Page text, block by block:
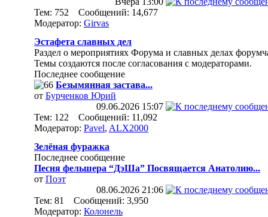
Тем: 752 Сообщений: 14,677
Модератор: Girvas
Эстафета славных дел
Раздел о мероприятиях Форума и славных делах
Темы создаются после согласования с модераторами.
Последнее сообщение
Безымянная застава...
от Бурченков Юрий
09.06.2026 15:07
Тем: 122 Сообщений: 11,092
Модератор: Pavel, ALX2000
Зелёная фуражка
Последнее сообщение
Песня фельшера “ДэШа” Посвящается Анатолию...
от Поэт
08.06.2026 21:06
Тем: 81 Сообщений: 3,950
Модератор: Колонель